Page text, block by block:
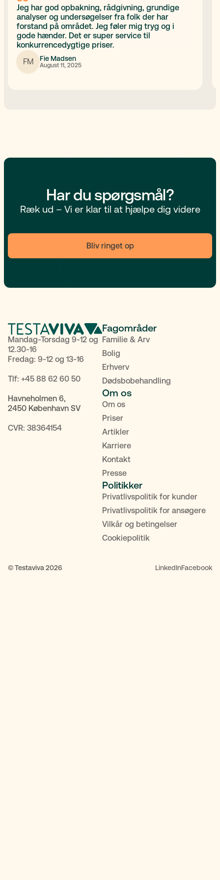
Jeg har god opbakning, rådgivning, grundige
analyser og undersøgelser fra folk der har
forstand på området. Jeg føler mig tryg og i
gode hænder. Det er super service til
konkurrencedygtige priser.
FM
Fie Madsen
August 11, 2025
Har du spørgsmål?
Ræk ud – Vi er klar til at hjælpe dig videre
Bliv ringet op
Mandag-Torsdag 9-12 og
12.30-16
Fredag: 9-12 og 13-16
Tlf: +45 88 62 60 50
Havneholmen 6,
2450 København SV
CVR: 38364154
Fagområder
Familie & Arv
Bolig
Erhverv
Dødsbobehandling
Om os
Om os
Priser
Artikler
Karriere
Kontakt
Presse
Politikker
Privatlivspolitik for kunder
Privatlivspolitik for ansøgere
Vilkår og betingelser
Cookiepolitik
© Testaviva 2026 LinkedInFacebook